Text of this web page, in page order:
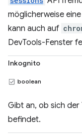
möglicherweise
kann auch auf
DevTools-Fenster
Inkognito
boolean
Gibt an, ob sich
befindet.